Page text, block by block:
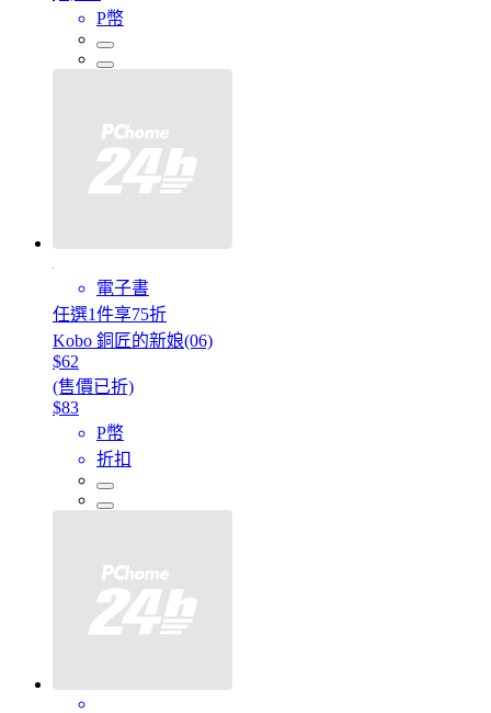
P幣
電子書
任選1件享75折
Kobo 銅匠的新娘(06)
$62
(售價已折)
$83
P幣
折扣